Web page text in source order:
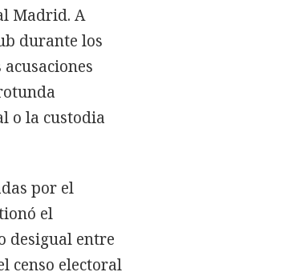
Madrid. A
durante los
o la custodia
por el
el
desigual entre
censo electoral